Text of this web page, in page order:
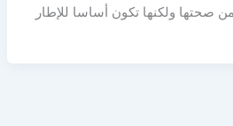
صحتها ولكنها تكون أساسا للإطار